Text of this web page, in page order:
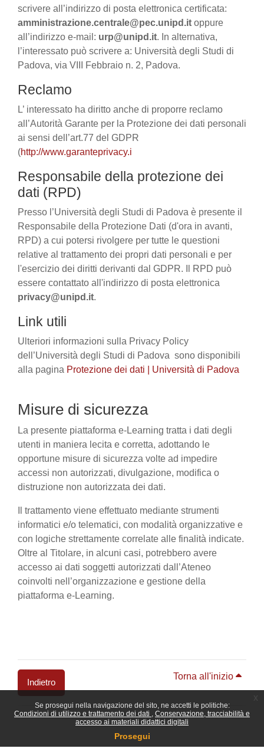
Se prosegui nella navigazione del sito, ne accetti le politiche:
Condizioni di utilizzo e trattamento dei dati
Conservazione, tracciabilità e
accesso ai materiali didattici digitali
Prosegui
scrivere all’indirizzo di posta elettronica certificata:
amministrazione.centrale@pec.unipd.it oppure
all’indirizzo e-mail: urp@unipd.it. In alternativa,
l’interessato può scrivere a: Università degli Studi di
Padova, via VIII Febbraio n. 2, Padova.
Reclamo
L’ interessato ha diritto anche di proporre reclamo
all’Autorità Garante per la Protezione dei dati personali
ai sensi dell’art.77 del GDPR
(http://www.garanteprivacy.i
Responsabile della protezione dei
dati (RPD)
Presso l’Università degli Studi di Padova è presente il
Responsabile della Protezione Dati (d'ora in avanti,
RPD) a cui potersi rivolgere per tutte le questioni
relative al trattamento dei propri dati personali e per
l'esercizio dei diritti derivanti dal GDPR. Il RPD può
essere contattato all'indirizzo di posta elettronica
privacy@unipd.it.
Link utili
Ulteriori informazioni sulla Privacy Policy
dell’Università degli Studi di Padova sono disponibili
alla pagina Protezione dei dati | Università di Padova
Misure di sicurezza
La presente piattaforma e-Learning tratta i dati degli
utenti in maniera lecita e corretta, adottando le
opportune misure di sicurezza volte ad impedire
accessi non autorizzati, divulgazione, modifica o
distruzione non autorizzata dei dati.
Il trattamento viene effettuato mediante strumenti
informatici e/o telematici, con modalità organizzative e
con logiche strettamente correlate alle finalità indicate.
Oltre al Titolare, in alcuni casi, potrebbero avere
accesso ai dati soggetti autorizzati dall’Ateneo
coinvolti nell’organizzazione e gestione della
piattaforma e-Learning.
Indietro
Torna all'inizio
Blocchi